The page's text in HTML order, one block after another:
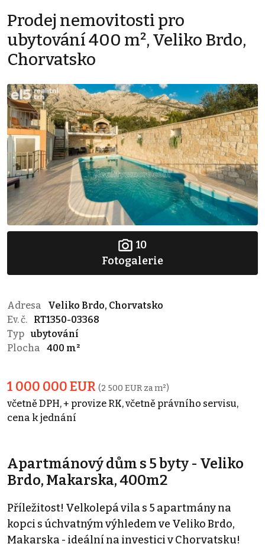
Prodej nemovitosti pro
ubytování 400 m², Veliko Brdo,
Chorvatsko
10
Fotogalerie
Adresa
Veliko Brdo, Chorvatsko
Ev. č.
RT1350-03368
Typ ubytování
Plocha
400 m²
1 000 000 EUR (2 500 EUR za m²)
včetně DPH, + provize RK, včetně právního servisu,
cena k jednání
Apartmánový dům s 5 byty - Veliko
Brdo, Makarska, 400m2
Příležitost! Velkolepá vila s 5 apartmány na
kopci s úchvatným výhledem ve Veliko Brdo,
Makarska - ideální na investici v Chorvatsku!